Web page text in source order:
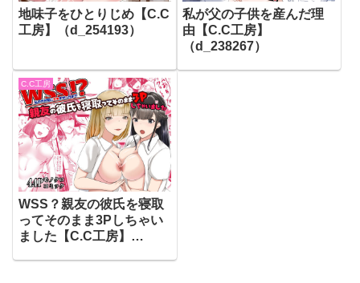
地味子をひとりじめ【C.C
工房】（d_254193）
私が父の子供を産んだ理
由【C.C工房】
（d_238267）
C.C工房
WSS？親友の彼氏を寝取
ってそのまま3Pしちゃい
ました【C.C工房】